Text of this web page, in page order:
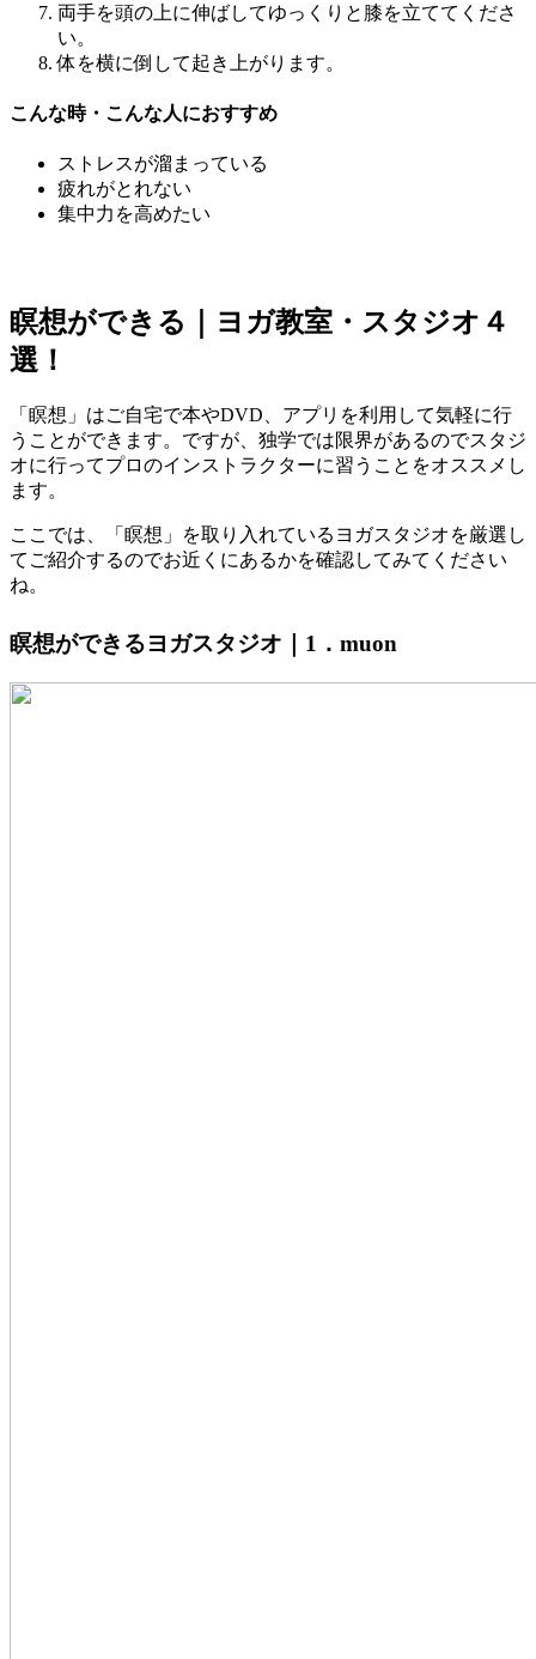
両手を頭の上に伸ばしてゆっくりと膝を立ててくださ
い。
体を横に倒して起き上がります。
こんな時・こんな人におすすめ
ストレスが溜まっている
疲れがとれない
集中力を高めたい
瞑想ができる｜ヨガ教室・スタジオ４
選！
「瞑想」はご自宅で本やDVD、アプリを利用して気軽に行
うことができます。ですが、独学では限界があるのでスタジ
オに行ってプロのインストラクターに習うことをオススメし
ます。
ここでは、「瞑想」を取り入れているヨガスタジオを厳選し
てご紹介するのでお近くにあるかを確認してみてください
ね。
瞑想ができるヨガスタジオ｜1．muon